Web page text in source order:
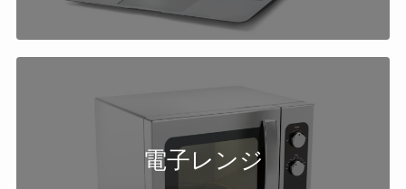
電子レンジ